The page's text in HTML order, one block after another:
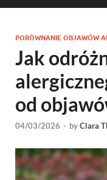
PORÓWNANIE OBJAWÓW
Jak
od
04/03/2026 - byClara